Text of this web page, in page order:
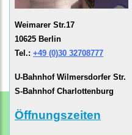
Weimarer Str.17
10625 Berlin
Tel.: +49 (0)30 32708777
U-Bahnhof Wilmersdorfer Str.
S-Bahnhof Charlottenburg
Öffnungszeiten